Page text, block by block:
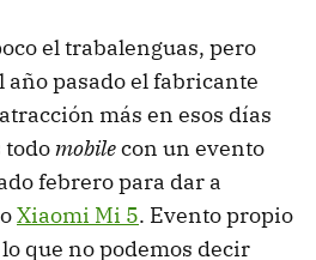
el trabalenguas, pero
pasado el fabricante
más en esos días
todomobilecon un evento
febrero para dar a
Xiaomi Mi 5. Evento propio
que no podemos decir